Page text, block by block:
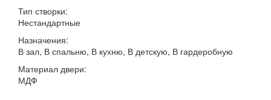
Тип створки:
Нестандартные
Назначения:
В зал, В спальню, В кухню, В детскую, В гардеробную
Материал двери:
МДФ